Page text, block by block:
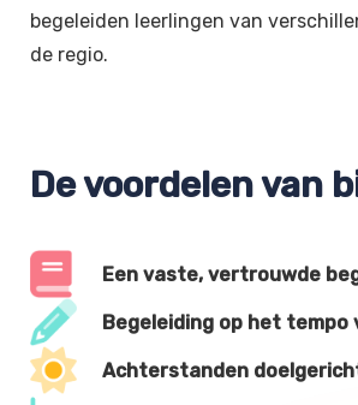
begeleiden leerlingen van
de regio.
De voordelen van
Een vaste, vertrouwde
Begeleiding op het tempo
Achterstanden